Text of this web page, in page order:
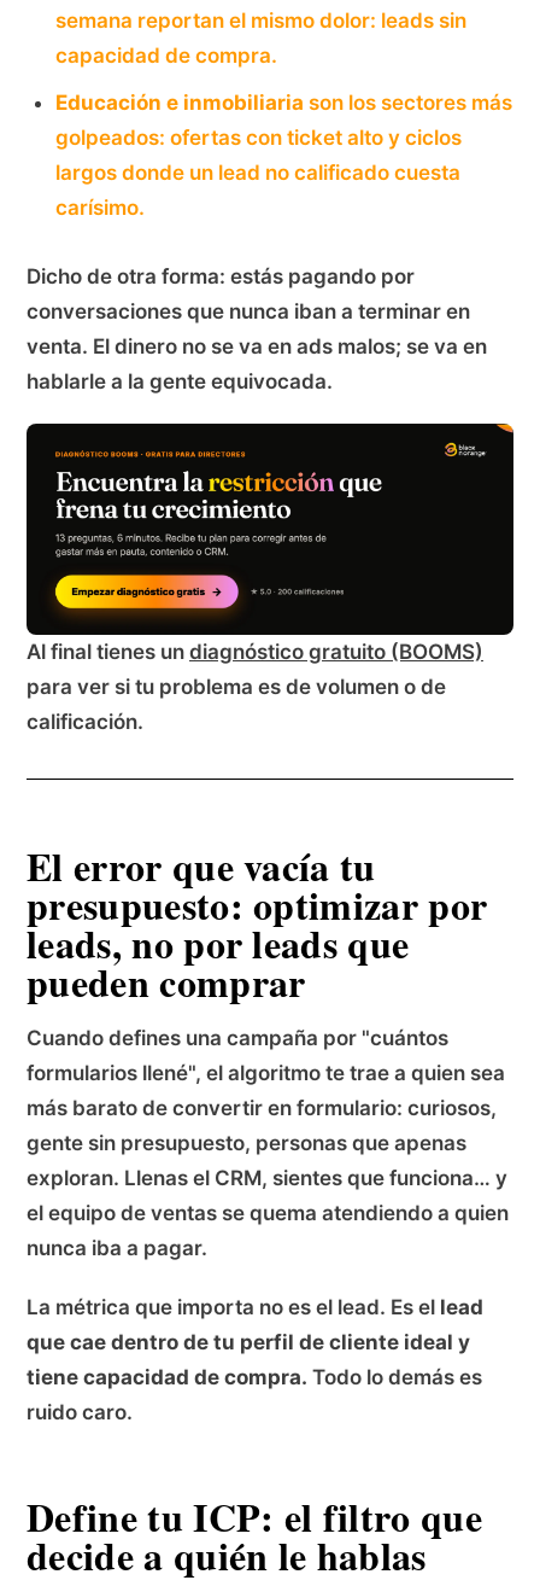
semana reportan el mismo dolor: leads sin
capacidad de compra.
Educación e inmobiliaria son los sectores más
golpeados: ofertas con ticket alto y ciclos
largos donde un lead no calificado cuesta
carísimo.
Dicho de otra forma: estás pagando por
conversaciones que nunca iban a terminar en
venta. El dinero no se va en ads malos; se va en
hablarle a la gente equivocada.
Al final tienes un diagnóstico gratuito (BOOMS)
para ver si tu problema es de volumen o de
calificación.
El error que vacía tu
presupuesto: optimizar por
leads, no por leads que
pueden comprar
Cuando defines una campaña por "cuántos
formularios llené", el algoritmo te trae a quien sea
más barato de convertir en formulario: curiosos,
gente sin presupuesto, personas que apenas
exploran. Llenas el CRM, sientes que funciona… y
el equipo de ventas se quema atendiendo a quien
nunca iba a pagar.
La métrica que importa no es el lead. Es el lead
que cae dentro de tu perfil de cliente ideal y
tiene capacidad de compra. Todo lo demás es
ruido caro.
Define tu ICP: el filtro que
decide a quién le hablas